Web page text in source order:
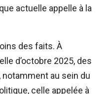
actuelle appelle à la
des faits. À
d’octobre 2025, des
au sein du
celle appelée à